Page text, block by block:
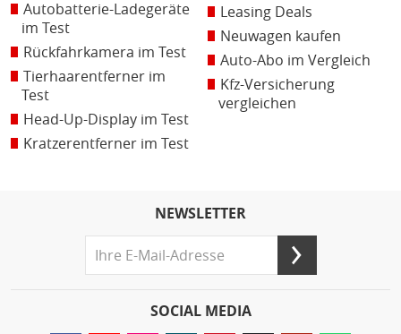
Autobatterie-Ladegeräte
im Test
Rückfahrkamera im Test
Tierhaarentferner im
Test
Head-Up-Display im Test
Kratzerentferner im Test
Leasing Deals
Neuwagen kaufen
Auto-Abo im Vergleich
Kfz-Versicherung
vergleichen
NEWSLETTER
SOCIAL MEDIA